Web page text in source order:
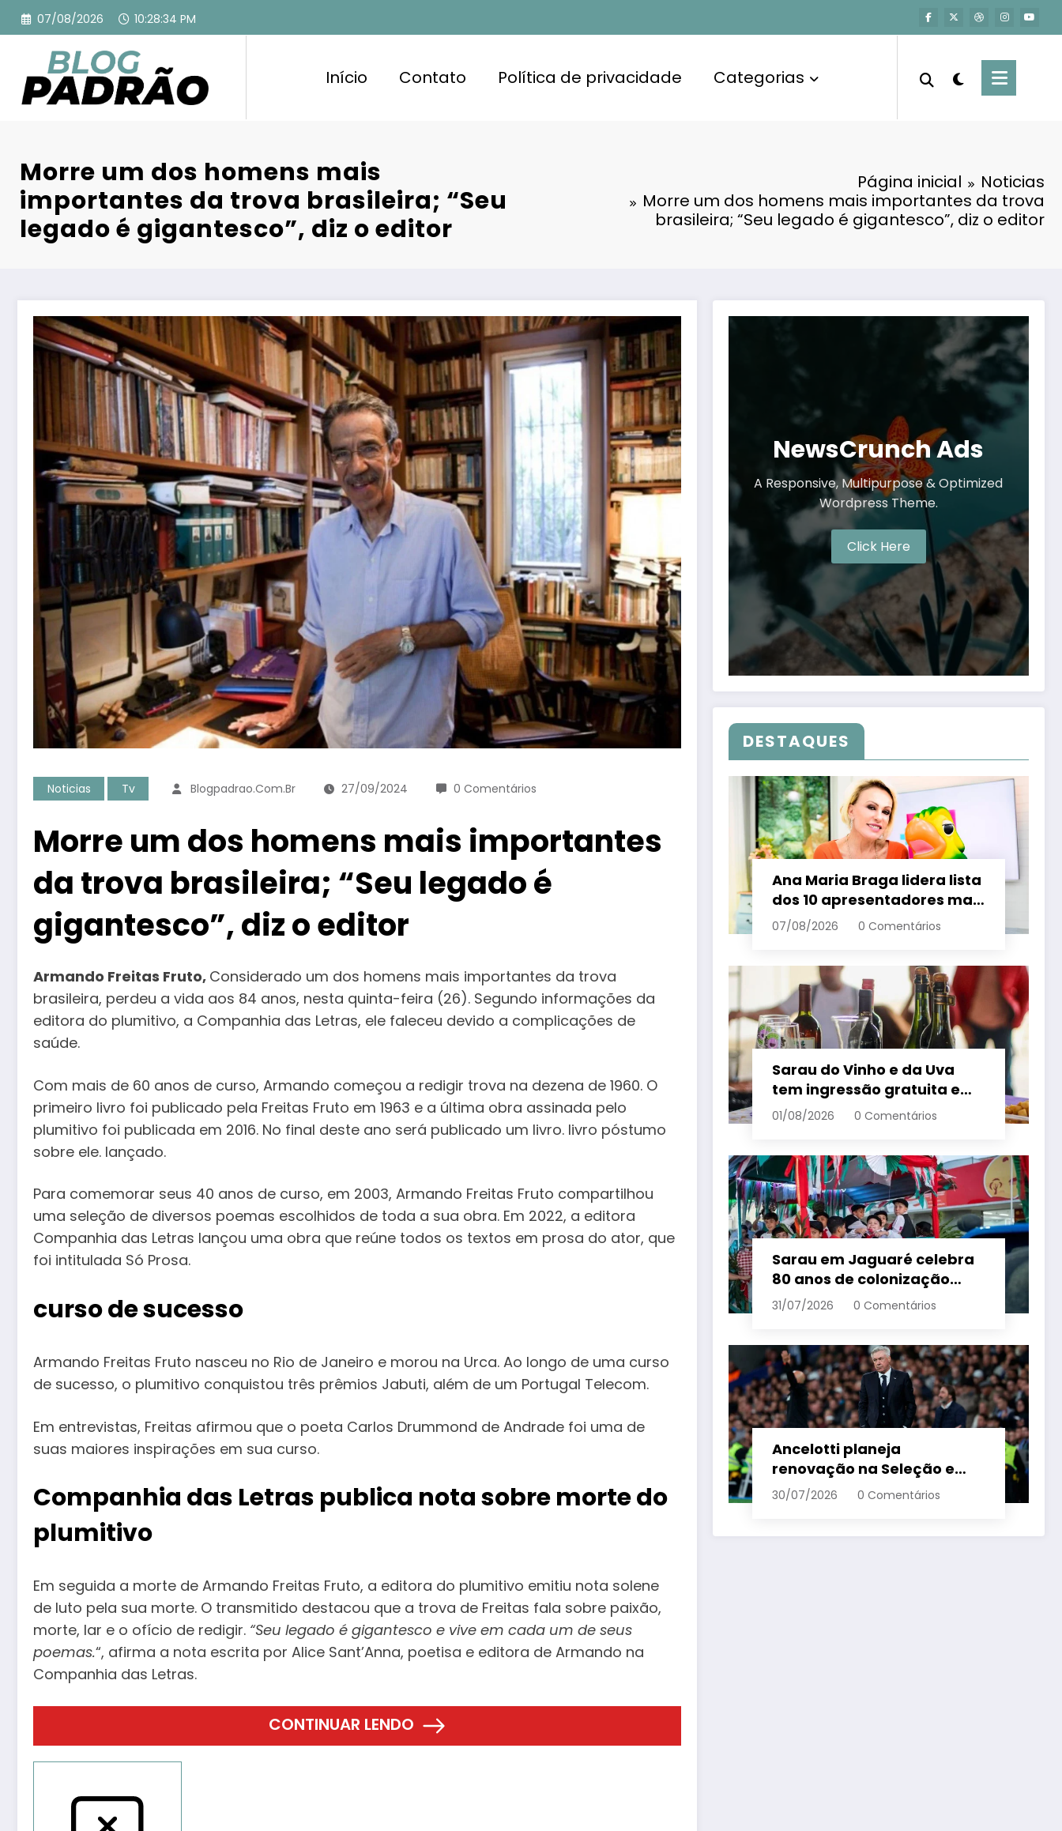
Pular
para
conteúdo
07/08/2026 10:28:35 PM
Início Contato Política de privacidade Categorias
Morre um dos homens mais
importantes da trova brasileira; “Seu
legado é gigantesco”, diz o editor
Página inicial
Noticias
Morre um dos homens mais importantes da trova
brasileira; “Seu legado é gigantesco”, diz o editor
Noticias Tv Blogpadrao.com.br 27/09/2024 0 Comentários
Morre um dos homens mais importantes
da trova brasileira; “Seu legado é
gigantesco”, diz o editor
Armando Freitas Fruto, Considerado um dos homens mais importantes da trova
brasileira, perdeu a vida aos 84 anos, nesta quinta-feira (26). Segundo informações da
editora do plumitivo, a Companhia das Letras, ele faleceu devido a complicações de
saúde.
Com mais de 60 anos de curso, Armando começou a redigir trova na dezena de 1960. O
primeiro livro foi publicado pela Freitas Fruto em 1963 e a última obra assinada pelo
plumitivo foi publicada em 2016. No final deste ano será publicado um livro. livro póstumo
sobre ele. lançado.
Para comemorar seus 40 anos de curso, em 2003, Armando Freitas Fruto compartilhou
uma seleção de diversos poemas escolhidos de toda a sua obra. Em 2022, a editora
Companhia das Letras lançou uma obra que reúne todos os textos em prosa do ator, que
foi intitulada Só Prosa.
curso de sucesso
Armando Freitas Fruto nasceu no Rio de Janeiro e morou na Urca. Ao longo de uma curso
de sucesso, o plumitivo conquistou três prêmios Jabuti, além de um Portugal Telecom.
Em entrevistas, Freitas afirmou que o poeta Carlos Drummond de Andrade foi uma de
suas maiores inspirações em sua curso.
Companhia das Letras publica nota sobre morte do
plumitivo
Em seguida a morte de Armando Freitas Fruto, a editora do plumitivo emitiu nota solene
de luto pela sua morte. O transmitido destacou que a trova de Freitas fala sobre paixão,
morte, lar e o ofício de redigir. “Seu legado é gigantesco e vive em cada um de seus
poemas.“, afirma a nota escrita por Alice Sant’Anna, poetisa e editora de Armando na
Companhia das Letras.
CONTINUAR LENDO
NewsCrunch Ads
A Responsive, Multipurpose & Optimized
Wordpress Theme.
Click Here
DESTAQUES
Ana Maria Braga lidera lista
dos 10 apresentadores mais
queridos da TV; veja
07/08/2026 0 Comentários
Sarau do Vinho e da Uva
tem ingressão gratuita e
distribui 250 litros de suco
01/08/2026 0 Comentários
Sarau em Jaguaré celebra
80 anos de colonização
italiana com tradição e
31/07/2026 0 Comentários
Ancelotti planeja
renovação na Seleção e
menciona termo de ciclo
30/07/2026 0 Comentários